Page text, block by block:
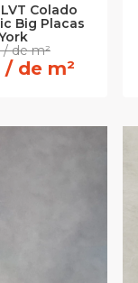
Colado
Big Placas
/ de m²
/ de m²